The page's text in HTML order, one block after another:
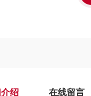
绍 在线留言